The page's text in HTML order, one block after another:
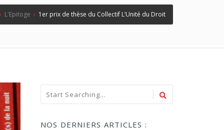
L'Epitoge › 1er prix de thèse du Collectif L’Unité du Droit
NOS DERNIERS ARTICLES :